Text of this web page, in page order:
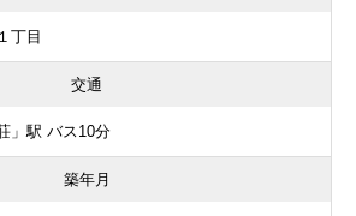
丁目
交通
」駅 バス10分
築年月